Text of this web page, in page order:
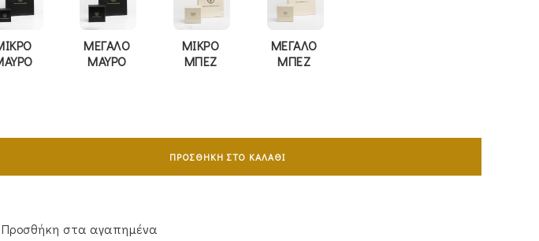
ΜΕΓΑΛΟ
ΜΑΥΡΟ
ΜΙΚΡΟ
ΜΠΕΖ
ΜΕΓΑΛΟ
ΜΠΕΖ
ΠΡΟΣΘΉΚΗ ΣΤΟ ΚΑΛΆΘΙ
Προσθήκη στα αγαπημένα